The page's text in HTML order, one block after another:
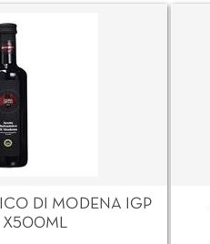
DI MODENA IGP
X500ML